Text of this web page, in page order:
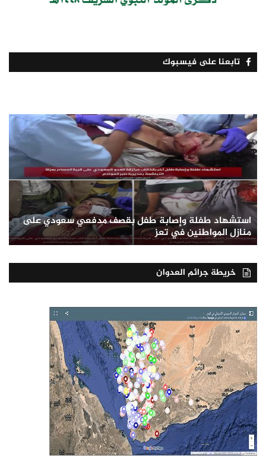
تابعنا على فيسبوك
استشهاد طفلة وإصابة طفل بقصف مدفعي سعودي على
منازل المواطنين في تعز
خريطة جرائم العدوان